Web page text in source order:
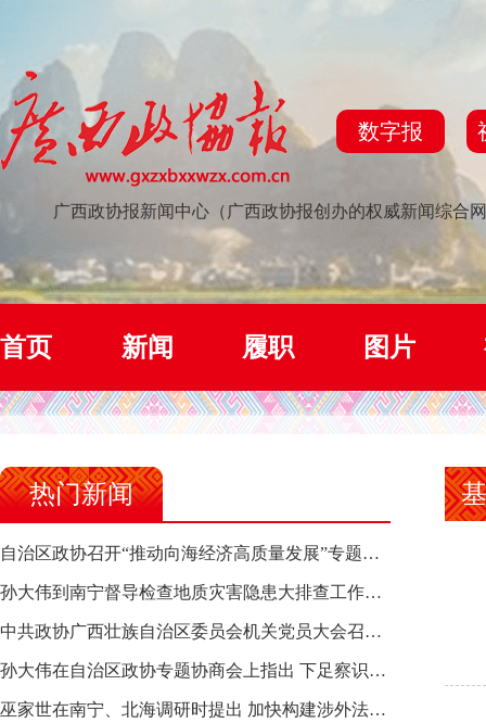
数字报
广西政协报新闻中心（广西政协报创办的权威新闻综合
首页 新闻 履职 图片
热门新闻
自治区政协召开“推动向海经济高质量发展”专题调研座谈会 钱学明出席并讲话
孙大伟到南宁督导检查地质灾害隐患大排查工作时强调 筑牢地质灾害安全防线 全力保障人民群众生命财产安全
中共政协广西壮族自治区委员会机关党员大会召开 选举产生新一届机关党委、机关纪委
孙大伟在自治区政协专题协商会上指出 下足察识谋督之功 恪尽服务大局之责 助推有色金属、关键金属产业高质量发展
巫家世在南宁、北海调研时提出 加快构建涉外法律供给集群 护航向海经济高质量发展